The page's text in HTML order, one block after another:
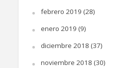
febrero 2019 (28)
enero 2019 (9)
diciembre 2018 (37)
noviembre 2018 (30)